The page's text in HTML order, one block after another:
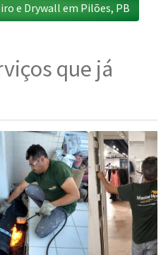
e Drywall em Pilões, PB
que já